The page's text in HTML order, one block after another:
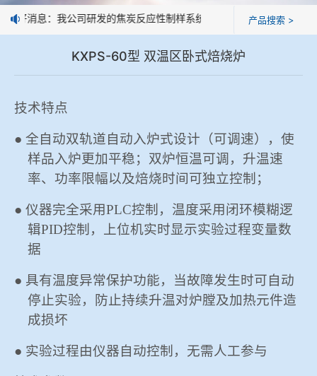
烧结/球团优化配矿研究设备
高炉配吹煤检测设备
冶金渣、保护渣等高温物性检测设备
冶金石灰活性度测定仪
工业分析、测硫仪等
技术交流
爱游戏平台-爱游戏（中国）一站式服务平台
好消息：我公司研发的焦炭反应性制样系统，全部制样过程机械化
产品搜索 >
KXPS-60型 双温区卧式焙烧炉
技术特点
● 全自动双轨道自动入炉式设计（可调速），使
样品入炉更加平稳；双炉恒温可调，升温速
率、功率限幅以及焙烧时间可独立控制；
● 仪器完全采用PLC控制 ，温度采用闭环模糊逻
辑PID控制 ，上位机实时显示实验过程变量数
据
● 具有温度异常保护功能，当故障发生时可自动
停止实验，防止持续升温对炉膛及加热元件造
成损坏
● 实验过程由仪器自动控制，无需人工参与